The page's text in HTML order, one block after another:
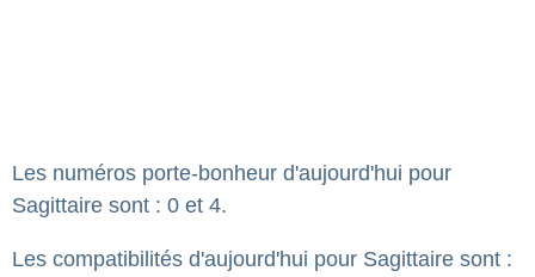
Les numéros porte-bonheur d'aujourd'hui pour
Sagittaire sont : 0 et 4.
Les compatibilités d'aujourd'hui pour Sagittaire sont :